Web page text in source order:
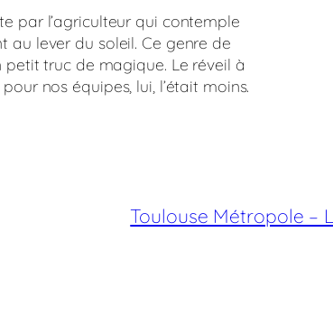
par l’agriculteur qui contemple
au lever du soleil. Ce genre de
truc de magique. Le réveil à
nos équipes, lui, l’était moins.
Toulouse Métropole –